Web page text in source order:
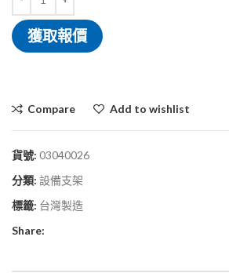
獲取報價
Compare Add to wishlist
貨號: 03040026
分類: 設備支架
標籤: 台灣製造
Share: